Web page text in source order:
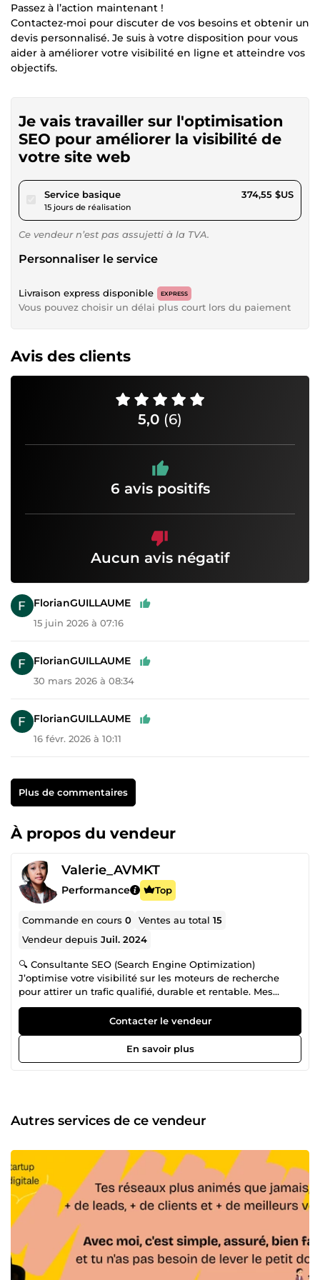
Passez à l’action maintenant !
Contactez-moi pour discuter de vos besoins et obtenir un
devis personnalisé. Je suis à votre disposition pour vous
aider à améliorer votre visibilité en ligne et atteindre vos
objectifs.
Je vais travailler sur l'optimisation
SEO pour améliorer la visibilité de
votre site web
Service basiquepour 345,21 $US
15 jours de réalisation
374,55 $US
Ce vendeur n’est pas assujetti à la TVA.
Personnaliser le service
Livraison express disponible EXPRESS
Vous pouvez choisir un délai plus court lors du paiement
Avis des clients
5,0 (6)
6 avis positifs
Aucun avis négatif
FlorianGUILLAUME
15 juin 2026 à 07:16
FlorianGUILLAUME
30 mars 2026 à 08:34
FlorianGUILLAUME
16 févr. 2026 à 10:11
Plus de commentaires
À propos du vendeur
Valerie_AVMKT
Performance Top
Commande en cours0 Ventes au total15
Vendeur depuisJuil. 2024
🔍 Consultante SEO (Search Engine Optimization)
J’optimise votre visibilité sur les moteurs de recherche
pour attirer un trafic qualifié, durable et rentable. Mes
missions : Audit SEO complet (technique, contenu,
popularité) Recherche de mots-clés stratégiques
Optimisation on-page (balises, structure, contenus)
Création et optimisation de contenus SEO Netlinking
(acquisition de backlinks) Suivi des performances (trafic,
dépendre de la publicité. 🌍 Consultante GEO (Growth
Engine Optimization / stratégie de croissance digitale)
digital pour générer plus de croissance, de conversions et
de chiffre d’affaires. Mes missions : Analyse globale du
tunnel de conversion Identification des points de friction
(site, réseaux, acquisition) Optimisation des parcours
utilisateurs Mise en place de stratégies d’acquisition multi-
canales Tests et itérations (A/B testing) Alignement
marketing / contenu / conversion Pilotage de la
performance (KPI business) 👉 Objectif : transformer votre
trafic en clients et structurer une croissance scalable. 💰
Consultante SEA (Search Engine Advertising) Je pilote vos
Contacter le vendeur
En savoir plus
Autres services de ce vendeur